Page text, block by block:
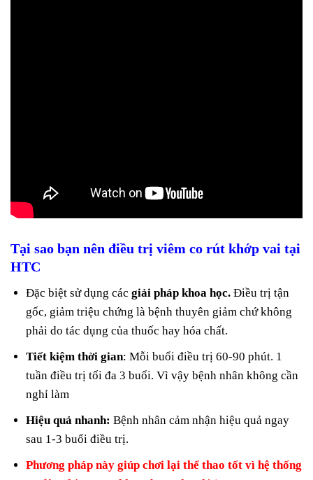
Tại sao bạn nên điều trị viêm co rút khớp vai tại
HTC
Đặc biệt sử dụng cácgiải pháp khoa học. Điều trị tận
gốc, giảm triệu chứng là bệnh thuyên giảm chứ không
phải do tác dụng của thuốc hay hóa chất.
Tiết kiệm thời gian: Mỗi buổi điều trị 60-90 phút. 1
tuần điều trị tối đa 3 buổi. Vì vậy bệnh nhân không cần
nghỉ làm
Hiệu quả nhanh: Bệnh nhân cảm nhận hiệu quả ngay
sau 1-3 buổi điều trị.
Phương pháp này giúp chơi lại thể thao tốt vì hệ thống